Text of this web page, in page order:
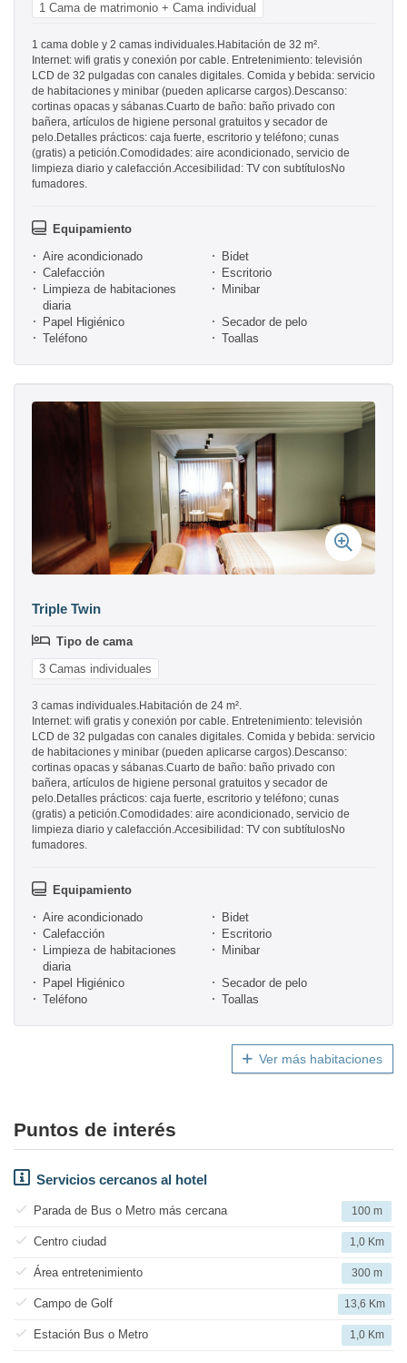
1 Cama de matrimonio + Cama individual
1 cama doble y 2 camas individuales.Habitación de 32 m².
Internet: wifi gratis y conexión por cable. Entretenimiento: televisión
LCD de 32 pulgadas con canales digitales. Comida y bebida: servicio
de habitaciones y minibar (pueden aplicarse cargos).Descanso:
cortinas opacas y sábanas.Cuarto de baño: baño privado con
bañera, artículos de higiene personal gratuitos y secador de
pelo.Detalles prácticos: caja fuerte, escritorio y teléfono; cunas
(gratis) a petición.Comodidades: aire acondicionado, servicio de
limpieza diario y calefacción.Accesibilidad: TV con subtítulosNo
fumadores.
Equipamiento
Aire acondicionado
Bidet
Calefacción
Escritorio
Limpieza de habitaciones
diaria
Minibar
Papel Higiénico
Secador de pelo
Teléfono
Toallas
Triple Twin
Tipo de cama
3 Camas individuales
3 camas individuales.Habitación de 24 m².
Internet: wifi gratis y conexión por cable. Entretenimiento: televisión
LCD de 32 pulgadas con canales digitales. Comida y bebida: servicio
de habitaciones y minibar (pueden aplicarse cargos).Descanso:
cortinas opacas y sábanas.Cuarto de baño: baño privado con
bañera, artículos de higiene personal gratuitos y secador de
pelo.Detalles prácticos: caja fuerte, escritorio y teléfono; cunas
(gratis) a petición.Comodidades: aire acondicionado, servicio de
limpieza diario y calefacción.Accesibilidad: TV con subtítulosNo
fumadores.
Equipamiento
Aire acondicionado
Bidet
Calefacción
Escritorio
Limpieza de habitaciones
diaria
Minibar
Papel Higiénico
Secador de pelo
Teléfono
Toallas
Ver más habitaciones
Puntos de interés
Servicios cercanos al hotel
Parada de Bus o Metro más cercana 100 m
Centro ciudad 1,0 Km
Área entretenimiento 300 m
Campo de Golf 13,6 Km
Estación Bus o Metro 1,0 Km